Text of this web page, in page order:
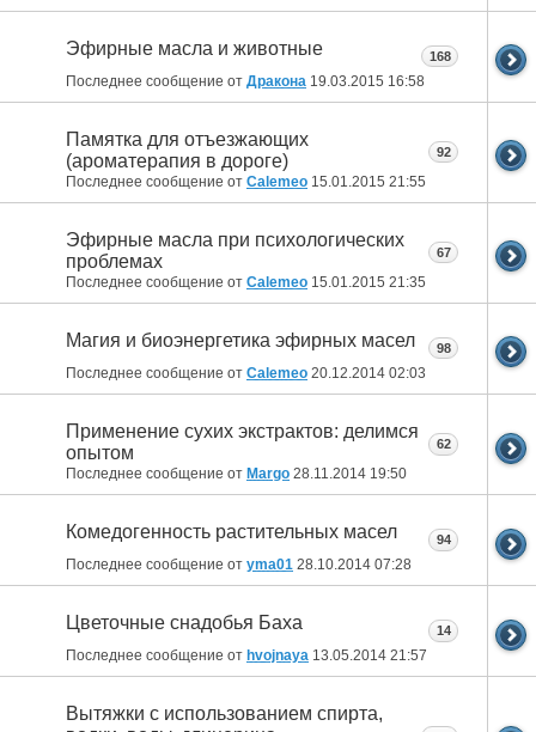
Эфирные масла и животные
Последнее сообщение от Дракона 19.03.2015 16:58
168
Памятка для отъезжающих
(ароматерапия в дороге)
Последнее сообщение от Calemeo 15.01.2015 21:55
92
Эфирные масла при психологических
проблемах
Последнее сообщение от Calemeo 15.01.2015 21:35
67
Магия и биоэнергетика эфирных масел
Последнее сообщение от Calemeo 20.12.2014 02:03
98
Применение сухих экстрактов: делимся
опытом
Последнее сообщение от Margo 28.11.2014 19:50
62
Комедогенность растительных масел
Последнее сообщение от yma01 28.10.2014 07:28
94
Цветочные снадобья Баха
Последнее сообщение от hvojnaya 13.05.2014 21:57
14
Вытяжки с использованием спирта,